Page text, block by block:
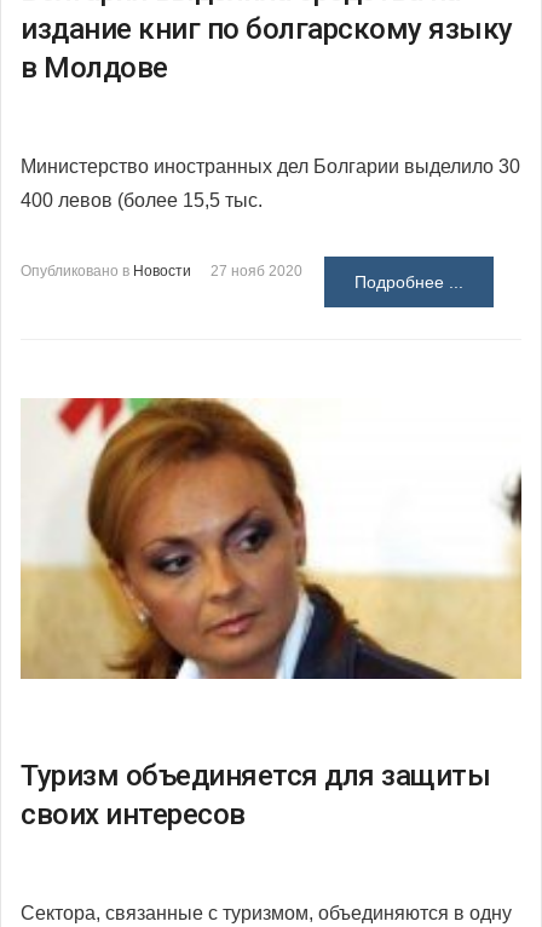
издание книг по болгарскому языку
в Молдове
Министерство иностранных дел Болгарии выделило 30
400 левов (более 15,5 тыс.
Опубликовано в Новости 27 нояб 2020
Подробнее ...
Туризм объединяется для защиты
своих интересов
Сектора, связанные с туризмом, объединяются в одну